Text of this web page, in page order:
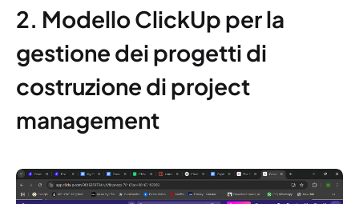
2. Modello ClickUp per la
gestione dei progetti di
costruzione di project
management